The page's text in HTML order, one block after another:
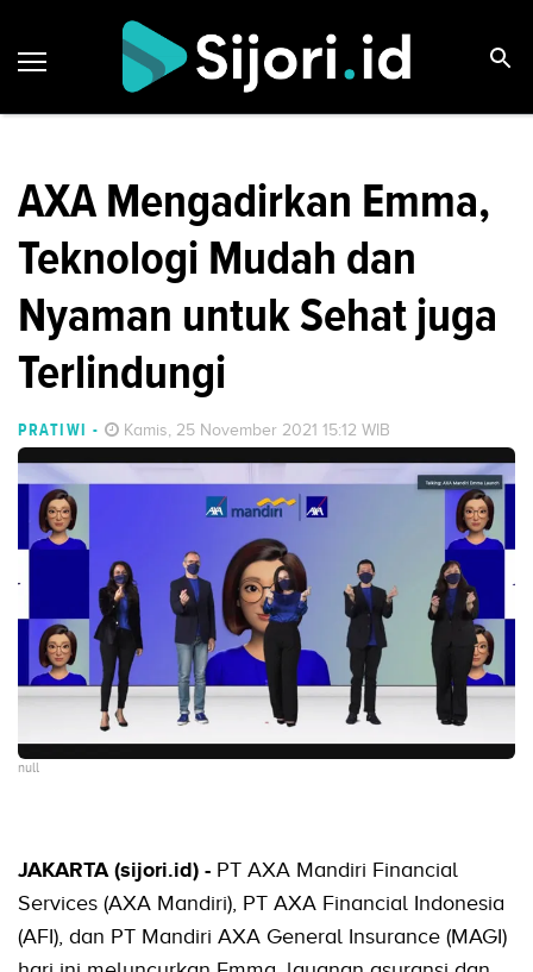
AXA Mengadirkan Emma,
Teknologi Mudah dan
Nyaman untuk Sehat juga
Terlindungi
PRATIWI - Kamis, 25 November 2021 15:12 WIB
null
JAKARTA (sijori.id) - PT AXA Mandiri Financial
Services (AXA Mandiri), PT AXA Financial Indonesia
(AFI), dan PT Mandiri AXA General Insurance (MAGI)